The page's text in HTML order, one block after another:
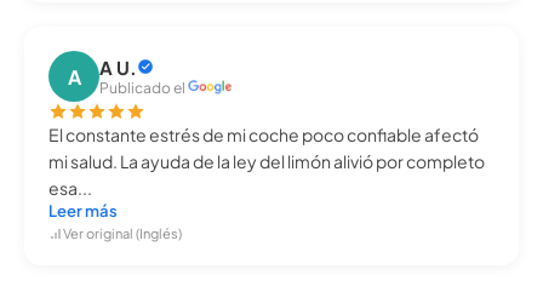
A A U.
Publicado el
El constante estrés de mi coche poco confiable afectó
mi salud. La ayuda de la ley del limón alivió por completo
esa...
Leer más
Ver original (Inglés)